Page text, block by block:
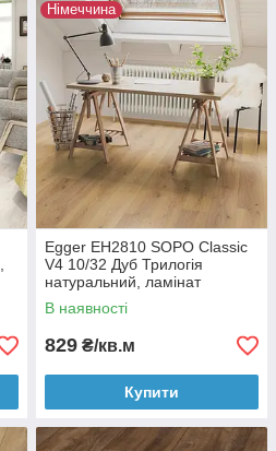
Німеччина
Egger EH2810 SOPO Classic
V4 10/32 Дуб Трилогія
натуральний, ламінат
В наявності
829 ₴/кв.м
Купити